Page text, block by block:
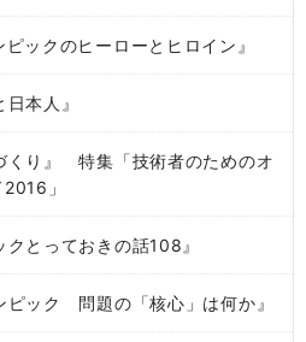
ックのヒーローとヒロイン』
本人』
り』 特集「技術者のためのオ
」
とっておきの話108』
ック 問題の「核心」は何か』